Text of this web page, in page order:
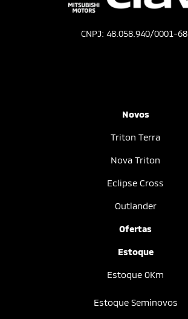
CNPJ: 48.058.940/0001-68
Novos
Triton Terra
Nova Triton
Eclipse Cross
Outlander
Ofertas
Estoque
Estoque 0Km
Estoque Seminovos